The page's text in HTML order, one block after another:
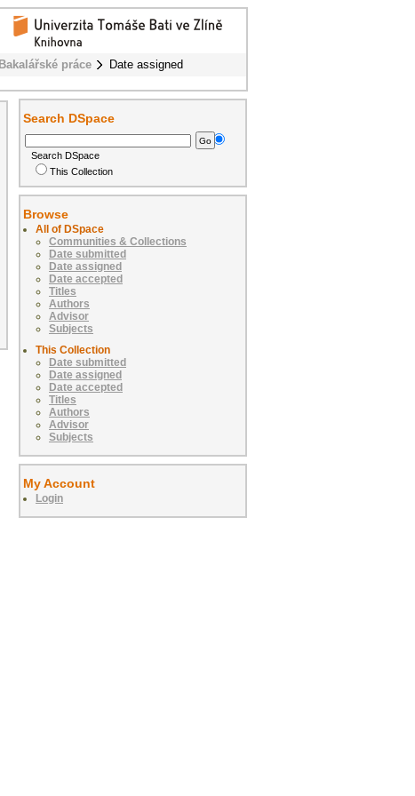
Bakalářské práce Date assigned
Search DSpace
Search DSpace
This Collection
Browse
All of DSpace
Communities & Collections
Date submitted
Date assigned
Date accepted
Titles
Authors
Advisor
Subjects
This Collection
Date submitted
Date assigned
Date accepted
Titles
Authors
Advisor
Subjects
My Account
Login